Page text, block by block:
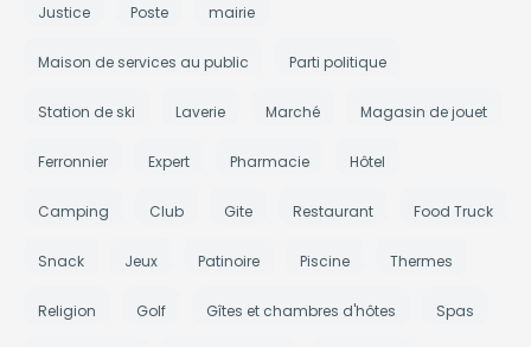
Justice Poste mairie
Maison de services au public Parti politique
Station de ski Laverie Marché Magasin de jouet
Ferronnier Expert Pharmacie Hôtel
Camping Club Gite Restaurant Food Truck
Snack Jeux Patinoire Piscine Thermes
Religion Golf Gîtes et chambres d'hôtes Spas